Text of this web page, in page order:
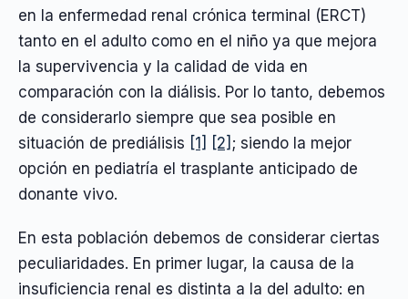
en la enfermedad renal crónica terminal (ERCT)
tanto en el adulto como en el niño ya que mejora
la supervivencia y la calidad de vida en
comparación con la diálisis. Por lo tanto, debemos
de considerarlo siempre que sea posible en
situación de prediálisis [1] [2] ; siendo la mejor
opción en pediatría el trasplante anticipado de
donante vivo.
En esta población debemos de considerar ciertas
peculiaridades. En primer lugar, la causa de la
insuficiencia renal es distinta a la del adulto: en